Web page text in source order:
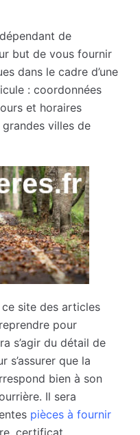
de
but de vous fournir
dans le cadre d’une
: coordonnées
et horaires
villes de
site des articles
pour
s’agir du détail de
s’assurer que la
bien à son
Il sera
pièces à fournir
certificat